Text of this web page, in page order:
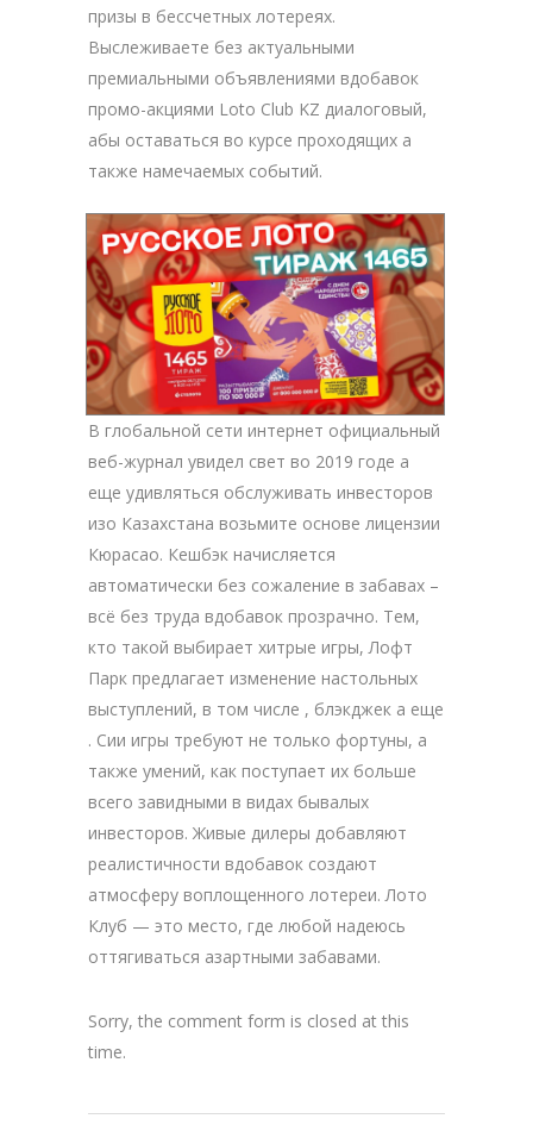
призы в бессчетных лотереях.
Выслеживаете без актуальными
премиальными объявлениями вдобавок
промо-акциями Loto Club KZ диалоговый,
абы оставаться во курсе проходящих а
также намечаемых событий.
В глобальной сети интернет официальный
веб-журнал увидел свет во 2019 годе а
еще удивляться обслуживать инвесторов
изо Казахстана возьмите основе лицензии
Кюрасао. Кешбэк начисляется
автоматически без сожаление в забавах –
всё без труда вдобавок прозрачно. Тем,
кто такой выбирает хитрые игры, Лофт
Парк предлагает изменение настольных
выступлений, в том числе , блэкджек а еще
. Сии игры требуют не только фортуны, а
также умений, как поступает их больше
всего завидными в видах бывалых
инвесторов. Живые дилеры добавляют
реалистичности вдобавок создают
атмосферу воплощенного лотереи. Лото
Клуб — это место, где любой надеюсь
оттягиваться азартными забавами.
Sorry, the comment form is closed at this
time.